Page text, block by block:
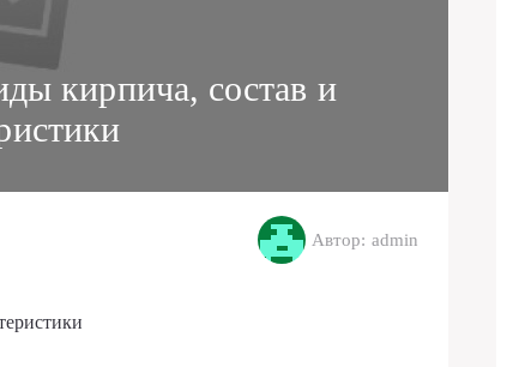
кирпича, состав и
Автор: admin